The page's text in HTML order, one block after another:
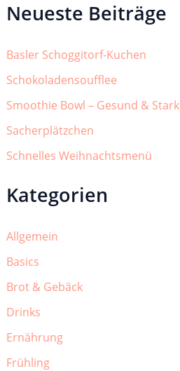
Neueste Beiträge
Basler Schoggitorf-Kuchen
Schokoladensoufflee
Smoothie Bowl – Gesund & Stark
Sacherplätzchen
Schnelles Weihnachtsmenü
Kategorien
Allgemein
Basics
Brot & Gebäck
Drinks
Ernährung
Frühling